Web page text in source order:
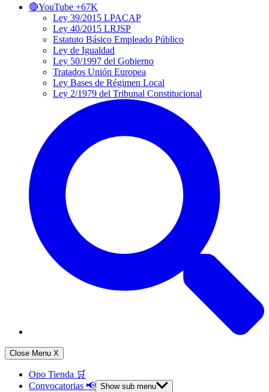
🔴YouTube +67K
Ley 39/2015 LPACAP
Ley 40/2015 LRJSP
Estatuto Básico Empleado Público
Ley de Igualdad
Ley 50/1997 del Gobierno
Tratados Unión Europea
Ley Bases de Régimen Local
Ley 2/1979 del Tribunal Constitucional
Close Menu X
Opo Tienda 🛒
Convocatorias 📢 Show sub menu